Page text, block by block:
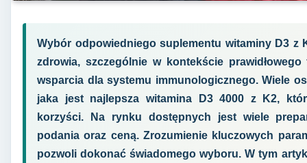
Wybór odpowiedniego suplementu witaminy D3 z
zdrowia, szczególnie w kontekście
wsparcia dla systemu immunologicznego. Wiele
jaka jest najlepsza witamina D3 4000 z K2,
korzyści. Na rynku dostępnych jest wiele
podania oraz ceną. Zrozumienie kluczowych
pozwoli dokonać świadomego wyboru. W tym